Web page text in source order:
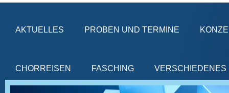
AKTUELLES PROBEN UND TERMINE
CHORREISEN FASCHING VERSCHIEDENES